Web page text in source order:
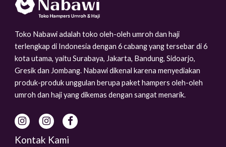
Toko Nabawi adalah toko oleh-oleh umroh dan haji
terlengkap di Indonesia dengan 6 cabang yang tersebar di 6
kota utama, yaitu Surabaya, Jakarta, Bandung, Sidoarjo,
Gresik dan Jombang. Nabawi dikenal karena menyediakan
produk-produk unggulan berupa paket hampers oleh-oleh
umroh dan haji yang dikemas dengan sangat menarik.
Kontak Kami